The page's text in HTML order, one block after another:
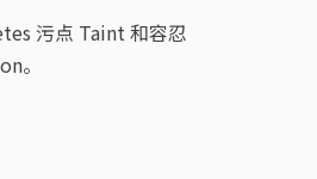
污点 Taint 和容忍
。